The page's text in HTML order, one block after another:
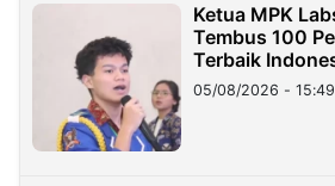
Ketua MPK
Tembus 100
Terbaik
05/08/2026 - 15:49